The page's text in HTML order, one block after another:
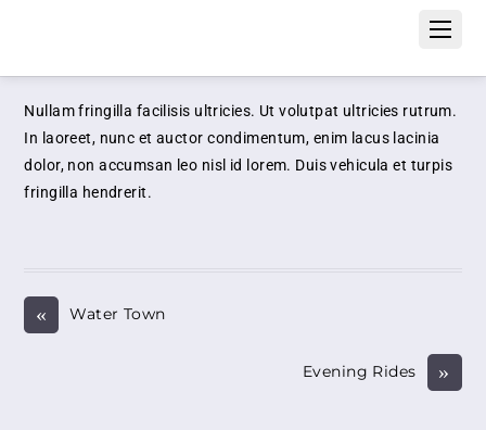
Nullam fringilla facilisis ultricies. Ut volutpat ultricies rutrum.
In laoreet, nunc et auctor condimentum, enim lacus lacinia
dolor, non accumsan leo nisl id lorem. Duis vehicula et turpis
fringilla hendrerit.
« Water Town
»
Evening Rides